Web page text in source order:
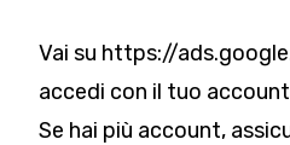
Vai su https://
accedi con il tuo
Se hai più account,